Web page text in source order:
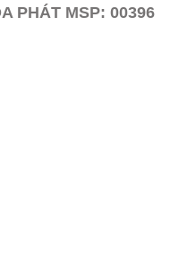
PHÁT MSP: 00396